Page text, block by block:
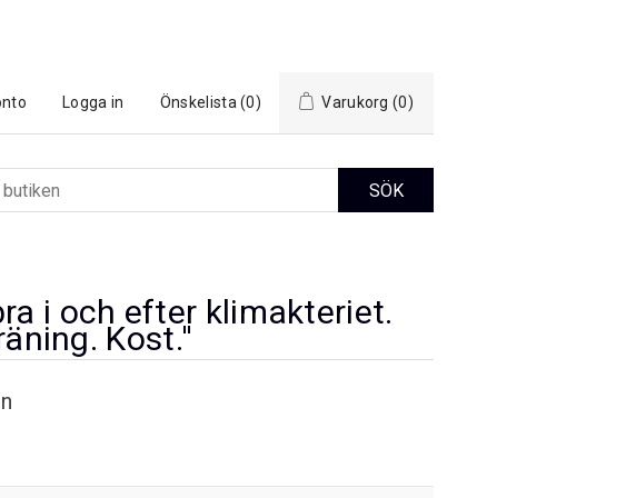
Logga in Önskelista (0) Varukorg (0)
i och efter klimakteriet.
Kost.